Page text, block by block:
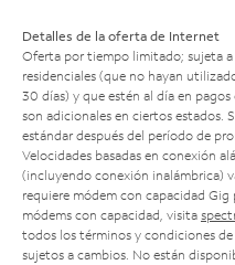
Detalles de la oferta de Internet
Oferta por tiempo limitado; sujeta
residenciales (que no hayan
30 días) y que estén al día en
son adicionales en ciertos estados.
estándar después del período de
Velocidades basadas en conexión
(incluyendo conexión inalámbrica)
requiere módem con capacidad
módems con capacidad, visita
todos los términos y condiciones
sujetos a cambios. No están